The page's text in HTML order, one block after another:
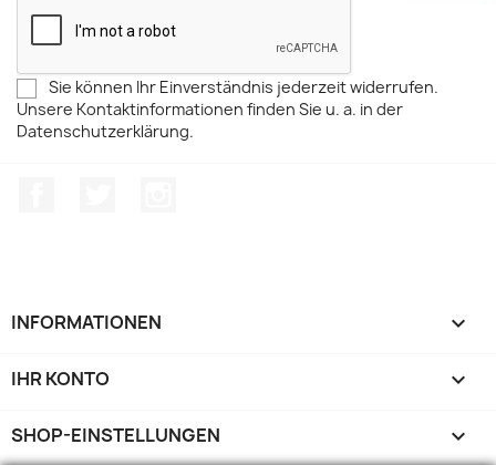
Sie können Ihr Einverständnis jederzeit widerrufen.
Unsere Kontaktinformationen finden Sie u. a. in der
Datenschutzerklärung.
INFORMATIONEN 
IHR KONTO 
SHOP-EINSTELLUNGEN keyboard_arrow_down